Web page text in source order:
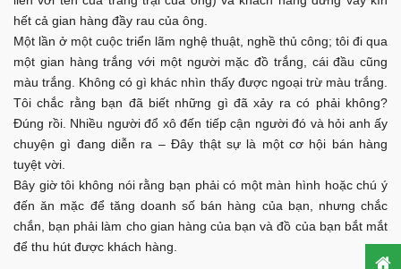
hết cả gian hàng đầy rau của ông.
Một lần ở một cuộc triển lãm nghệ thuật, nghề thủ công; tôi đi qua
một gian hàng trắng với một người mặc đồ trắng, cái đầu cũng
màu trắng. Không có gì khác nhìn thấy được ngoại trừ màu trắng.
Tôi chắc rằng bạn đã biết những gì đã xảy ra có phải không?
Đúng rồi. Nhiều người đổ xô đến tiếp cận người đó và hỏi anh ấy
chuyện gì đang diễn ra – Đây thật sự là một cơ hội bán hàng
tuyệt vời.
Bây giờ tôi không nói rằng bạn phải có một màn hình hoặc chú ý
đến ăn mặc để tăng doanh số bán hàng của bạn, nhưng chắc
chắn, bạn phải làm cho gian hàng của bạn và đồ của bạn bắt mắt
để thu hút được khách hàng.